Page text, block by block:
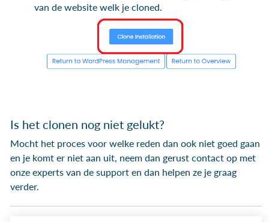
van de website welk je cloned.
Is het clonen nog niet gelukt?
Mocht het proces voor welke reden dan ook niet goed gaan
en je komt er niet aan uit, neem dan gerust contact op met
onze experts van de support en dan helpen ze je graag
verder.